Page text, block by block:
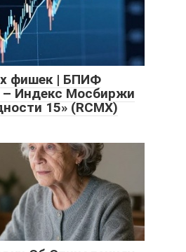
фишек | БПИФ
– Индекс Мосбиржи
15» (RCMX)